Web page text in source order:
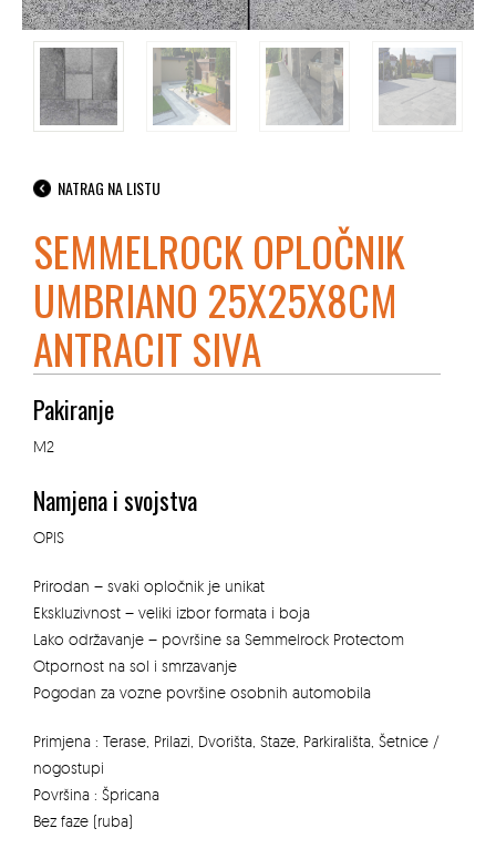
NATRAG NA LISTU
SEMMELROCK OPLOČNIK
UMBRIANO 25X25X8CM
ANTRACIT SIVA
Pakiranje
M2
Namjena i svojstva
OPIS
Prirodan – svaki opločnik je unikat
Ekskluzivnost – veliki izbor formata i boja
Lako održavanje – površine sa Semmelrock Protectom
Otpornost na sol i smrzavanje
Pogodan za vozne površine osobnih automobila
Primjena : Terase, Prilazi, Dvorišta, Staze, Parkirališta, Šetnice /
nogostupi
Površina : Špricana
Bez faze (ruba)